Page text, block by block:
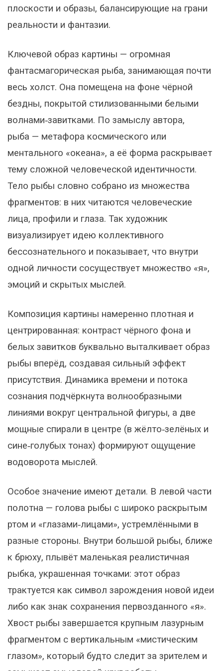
плоскости и образы, балансирующие на грани
реальности и фантазии.
Ключевой образ картины — огромная
фантасмагорическая рыба, занимающая почти
весь холст. Она помещена на фоне чёрной
бездны, покрытой стилизованными белыми
волнами‑завитками. По замыслу автора,
рыба — метафора космического или
ментального «океана», а её форма раскрывает
тему сложной человеческой идентичности.
Тело рыбы словно собрано из множества
фрагментов: в них читаются человеческие
лица, профили и глаза. Так художник
визуализирует идею коллективного
бессознательного и показывает, что внутри
одной личности сосуществует множество «я»,
эмоций и скрытых мыслей.
Композиция картины намеренно плотная и
центрированная: контраст чёрного фона и
белых завитков буквально выталкивает образ
рыбы вперёд, создавая сильный эффект
присутствия. Динамика времени и потока
сознания подчёркнута волнообразными
линиями вокруг центральной фигуры, а две
мощные спирали в центре (в жёлто‑зелёных и
сине‑голубых тонах) формируют ощущение
водоворота мыслей.
Особое значение имеют детали. В левой части
полотна — голова рыбы с широко раскрытым
ртом и «глазами‑лицами», устремлёнными в
разные стороны. Внутри большой рыбы, ближе
к брюху, плывёт маленькая реалистичная
рыбка, украшенная точками: этот образ
трактуется как символ зарождения новой идеи
либо как знак сохранения первозданного «я».
Хвост рыбы завершается крупным лазурным
фрагментом с вертикальным «мистическим
глазом», который будто следит за зрителем и